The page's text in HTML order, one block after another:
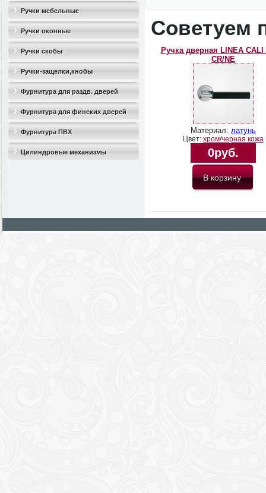
Ручки мебельные
Ручки оконные
Ручки скобы
Ручки-защелки,кнобы
Фурнитура для раздв. дверей
Фурнитура для финских дверей
Фурнитура ПВХ
Цилиндровые механизмы
Советуем
Ручка дверная LINEA CALI
CR/NE
Материал: латунь
Цвет: хром/черная кожа
0руб.